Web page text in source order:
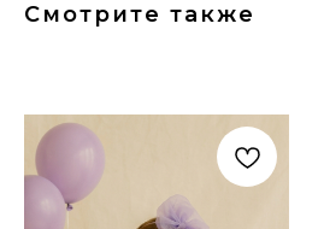
Смотрите также